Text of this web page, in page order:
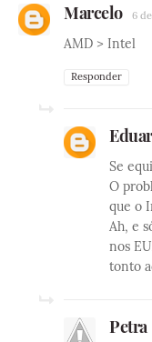
Marcelo 6
AMD > Intel
Responder
Se
O
que o
Ah, e
nos
tonto
Petra